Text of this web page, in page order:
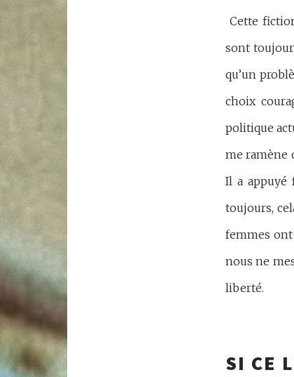
Cette
sont
qu’un
choix
politique
me ramène
Il a
toujours,
femmes ont
nous ne
liberté.
SI CE